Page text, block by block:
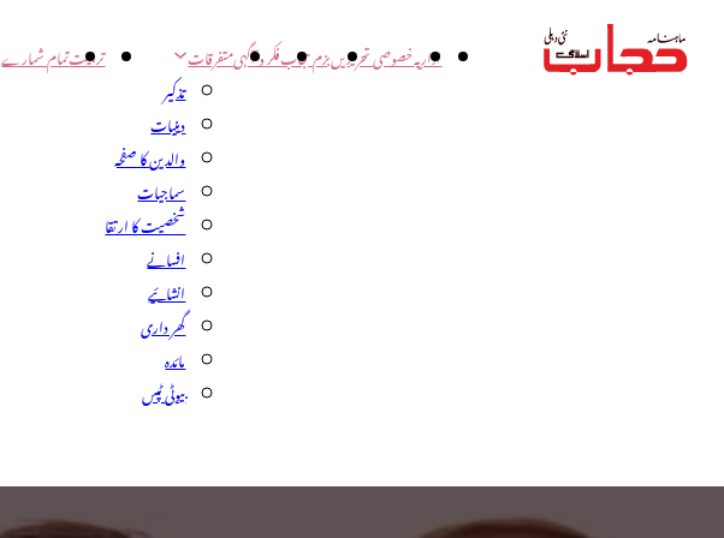
اداریہخصوصی تحریریںبزم حجابفکر و آگہیمتفرقات
تذکیر
دینیات
والدین کا صفحہ
سماجیات
شخصیت کا ارتقا
افسانے
انشائیے
گھر داری
مائدہ
بیوٹی ٹپس
تربیتتمام شمارے